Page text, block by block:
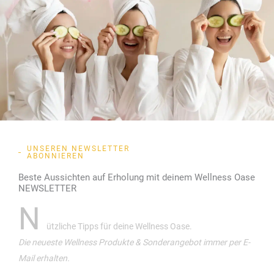
UNSEREN NEWSLETTER
ABONNIEREN
Beste Aussichten auf Erholung mit deinem Wellness Oase
NEWSLETTER
N
ützliche Tipps für deine Wellness Oase.
Die neueste Wellness Produkte & Sonderangebot immer per E-
Mail erhalten.